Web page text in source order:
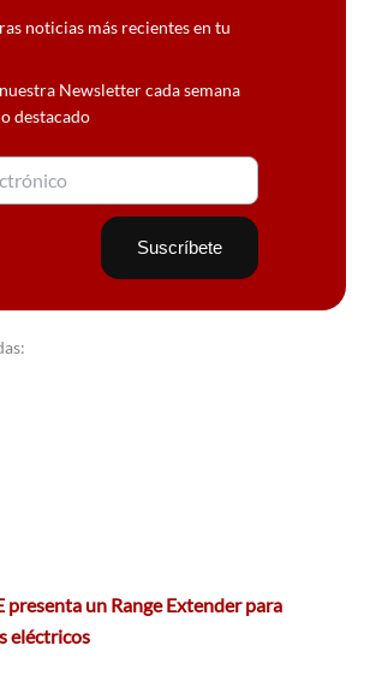
noticias más recientes en tu
Newsletter cada semana
destacado
presenta un Range Extender para
eléctricos